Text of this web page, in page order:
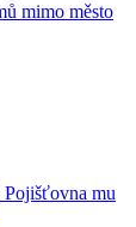
mimo město
Pojišťovna mu